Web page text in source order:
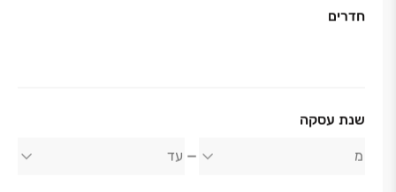
חדרים
שנת עסקה
אודות החברה
אשל הירדן